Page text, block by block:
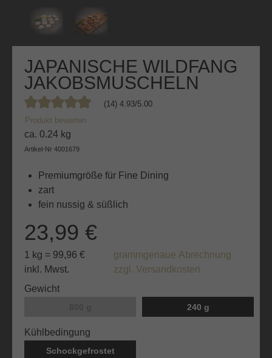
JAPANISCHE WILDFANG
JAKOBSMUSCHELN
Durchschnittliche Bewertung von 4.9 von 5 Sternen
(14) 4.93/5.00
Produkt bewerten
ca. 0.24 kg
Artikel-Nr 4001679
Premiumgröße für Fine Dining
zart
fein nussig & süßlich
23,99 €
1 kg = 99,96 €
grammgenaue Abrechnung
inkl. Mwst.
zzgl. Versandkosten
Gewichtauswählen
240 g
Kühlbedingung
Schockgefrostet